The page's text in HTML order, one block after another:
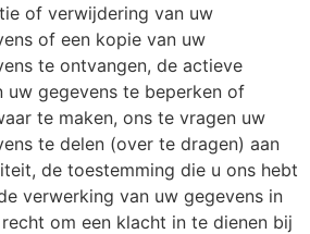
of verwijdering van uw
of een kopie van uw
te ontvangen, de actieve
uw gegevens te beperken of
te maken, ons te vragen uw
te delen (over te dragen) aan
de toestemming die u ons hebt
verwerking van uw gegevens in
om een klacht in te dienen bij